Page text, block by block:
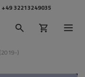
+49 32213249035
)